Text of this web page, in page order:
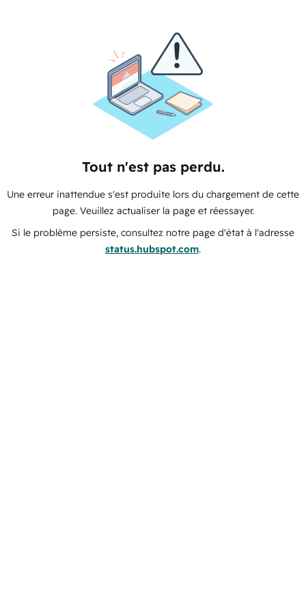
Tout n'est pas perdu.
Une erreur inattendue s'est produite lors du chargement de cette
page. Veuillez actualiser la page et réessayer.
Si le problème persiste, consultez notre page d'état à l'adresse
status.hubspot.com.